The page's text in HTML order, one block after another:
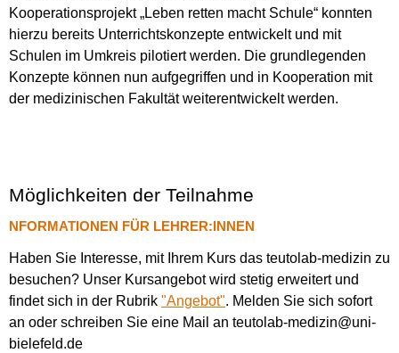
Kooperationsprojekt „Leben retten macht Schule“ konnten
hierzu bereits Unterrichtskonzepte entwickelt und mit
Schulen im Umkreis pilotiert werden. Die grundlegenden
Konzepte können nun aufgegriffen und in Kooperation mit
der medizinischen Fakultät weiterentwickelt werden.
Möglichkeiten der Teilnahme
NFORMATIONEN FÜR LEHRER:INNEN
Haben Sie Interesse, mit Ihrem Kurs das teutolab-medizin zu
besuchen? Unser Kursangebot wird stetig erweitert und
findet sich in der Rubrik "Angebot". Melden Sie sich sofort
an oder schreiben Sie eine Mail an teutolab-medizin@uni-
bielefeld.de